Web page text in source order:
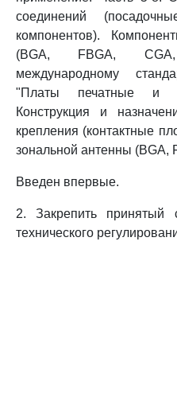
соединений
компонентов).
(BGA, FBGA,
международному
"Платы печатные и
Конструкция и
крепления (контактные
зональной антенны (BGA,
Введен впервые.
2. Закрепить принятый
технического